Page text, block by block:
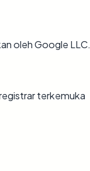
oleh Google LLC.
terkemuka